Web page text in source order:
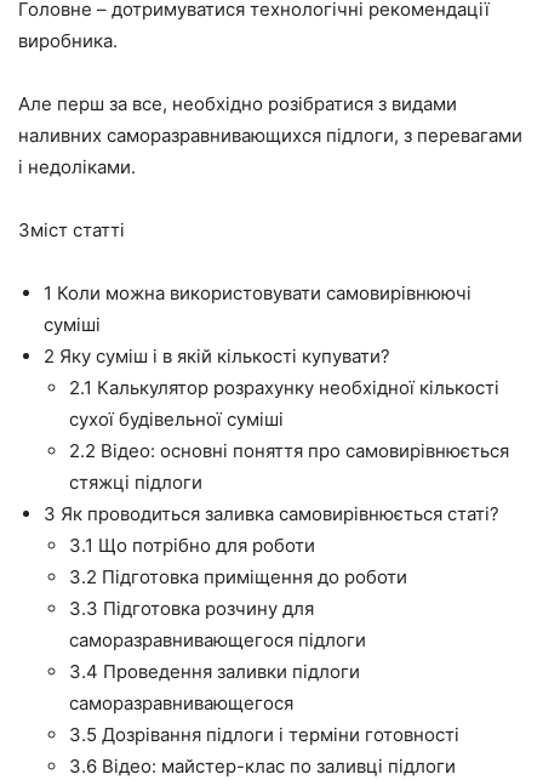
Головне – дотримуватися технологічні рекомендації
виробника.
Але перш за все, необхідно розібратися з видами
наливних саморазравнивающихся підлоги, з перевагами
і недоліками.
Зміст статті
1 Коли можна використовувати самовирівнюючі
суміші
2 Яку суміш і в якій кількості купувати?
2.1 Калькулятор розрахунку необхідної кількості
сухої будівельної суміші
2.2 Відео: основні поняття про самовирівнюється
стяжці підлоги
3 Як проводиться заливка самовирівнюється статі?
3.1 Що потрібно для роботи
3.2 Підготовка приміщення до роботи
3.3 Підготовка розчину для
саморазравнивающегося підлоги
3.4 Проведення заливки підлоги
саморазравнивающегося
3.5 Дозрівання підлоги і терміни готовності
3.6 Відео: майстер-клас по заливці підлоги